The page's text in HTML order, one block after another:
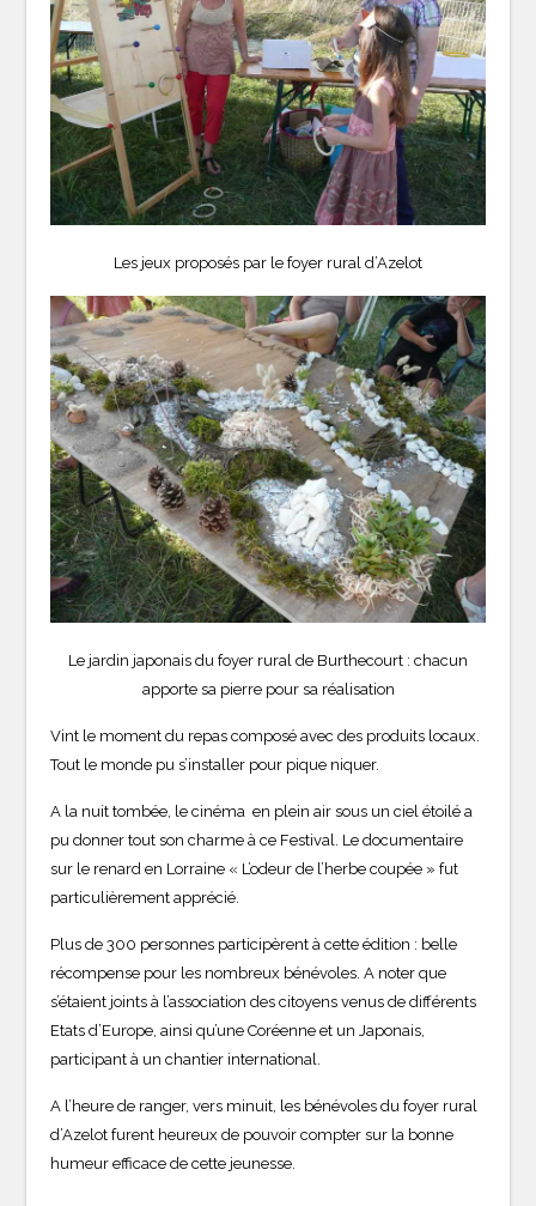
Les jeux proposés par le foyer rural d’Azelot
Le jardin japonais du foyer rural de Burthecourt : chacun
apporte sa pierre pour sa réalisation
Vint le moment du repas composé avec des produits locaux.
Tout le monde pu s’installer pour pique niquer.
A la nuit tombée, le cinéma en plein air sous un ciel étoilé a
pu donner tout son charme à ce Festival. Le documentaire
sur le renard en Lorraine « L’odeur de l’herbe coupée » fut
particulièrement apprécié.
Plus de 300 personnes participèrent à cette édition : belle
récompense pour les nombreux bénévoles. A noter que
s’étaient joints à l’association des citoyens venus de différents
Etats d’Europe, ainsi qu’une Coréenne et un Japonais,
participant à un chantier international.
A l’heure de ranger, vers minuit, les bénévoles du foyer rural
d’Azelot furent heureux de pouvoir compter sur la bonne
humeur efficace de cette jeunesse.